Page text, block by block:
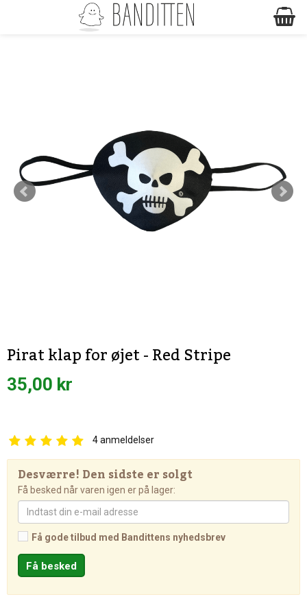
Pirat klap for øjet - Red Stripe
35,00 kr
4anmeldelser
Desværre! Den sidste er solgt
Få besked når varen igen er på lager:
Få gode tilbud med Bandittens nyhedsbrev